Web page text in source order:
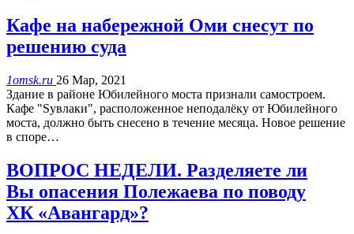
Кафе на набережной Оми снесут по
решению суда
1omsk.ru 26 Мар, 2021
Здание в районе Юбилейного моста признали самостроем.
Кафе "Sувлаки", расположенное неподалёку от Юбилейного
моста, должно быть снесено в течение месяца. Новое решение
в споре…
ВОПРОС НЕДЕЛИ. Разделяете ли
Вы опасения Полежаева по поводу
ХК «Авангард»?